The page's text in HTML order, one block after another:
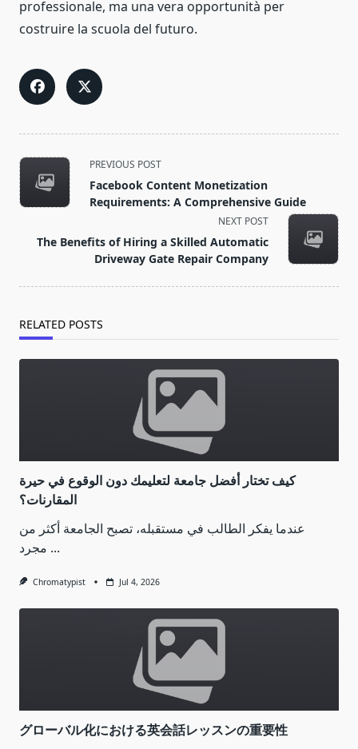
professionale, ma una vera opportunità per
costruire la scuola del futuro.
<span
class="nav-
subtitle
reader-
text">Page</span>
PREVIOUS POST
Facebook Content Monetization
Requirements: A Comprehensive Guide
NEXT POST
The Benefits of Hiring a Skilled Automatic
Driveway Gate Repair Company
RELATED POSTS
كيف تختار أفضل جامعة لتعليمك دون الوقوع في حيرة
المقارنات؟
عندما يفكر الطالب في مستقبله، تصبح الجامعة أكثر من
مجرد ...
Chromatypist Jul 4, 2026
グローバル化における英会話レッスンの重要性